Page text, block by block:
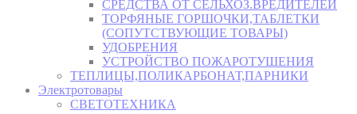
СРЕДСТВА ОТ СЕЛЬХОЗ.ВРЕДИТЕЛЕЙ
ТОРФЯНЫЕ ГОРШОЧКИ,ТАБЛЕТКИ
(СОПУТСТВУЮЩИЕ ТОВАРЫ)
УДОБРЕНИЯ
УСТРОЙСТВО ПОЖАРОТУШЕНИЯ
ТЕПЛИЦЫ,ПОЛИКАРБОНАТ,ПАРНИКИ
Электротовары
СВЕТОТЕХНИКА